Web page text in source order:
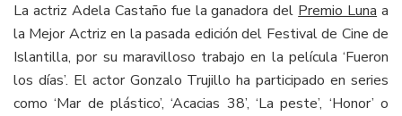
La actriz Adela Castaño fue la ganadora del Premio Luna a
la Mejor Actriz en la pasada edición del Festival de Cine de
Islantilla, por su maravilloso trabajo en la película ‘Fueron
los días’. El actor Gonzalo Trujillo ha participado en series
como ‘Mar de plástico’, ‘Acacias 38’, ‘La peste’, ‘Honor’ o